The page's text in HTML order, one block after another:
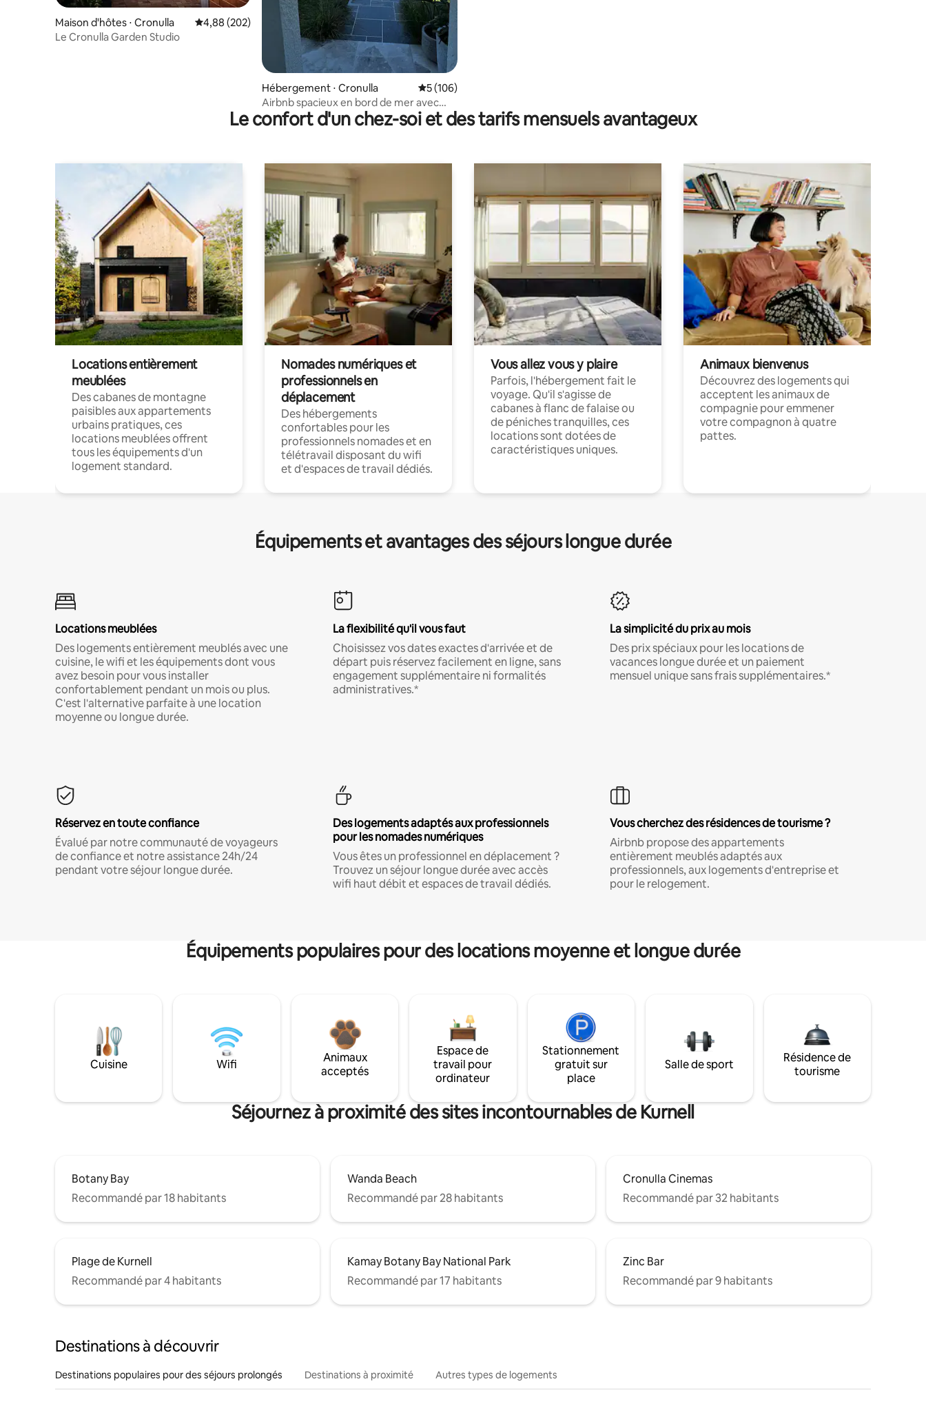
Maison d'hôtes ⋅ Cronulla Évaluation moyenne sur la base de 202 commentaires : 4,88 sur 5
4,88 (202)
Le Cronulla Garden Studio
Hébergement ⋅ Cronulla Évaluation moyenne sur la base de 106 commentaires : 5 sur 5
5 (106)
Airbnb spacieux en bord de mer avec
jacuzzi, vue sur l'océan
Le confort d'un chez-soi et des tarifs mensuels avantageux
Locations entièrement
meublées
Des cabanes de montagne
paisibles aux appartements
urbains pratiques, ces
locations meublées offrent
tous les équipements d'un
logement standard.
Nomades numériques et
professionnels en
déplacement
Des hébergements
confortables pour les
professionnels nomades et en
télétravail disposant du wifi
et d'espaces de travail dédiés.
Vous allez vous y plaire
Parfois, l'hébergement fait le
voyage. Qu'il s'agisse de
cabanes à flanc de falaise ou
de péniches tranquilles, ces
locations sont dotées de
caractéristiques uniques.
Animaux bienvenus
Découvrez des logements qui
acceptent les animaux de
compagnie pour emmener
votre compagnon à quatre
pattes.
Équipements et avantages des séjours longue durée
Locations meublées
Des logements entièrement meublés avec une
cuisine, le wifi et les équipements dont vous
avez besoin pour vous installer
confortablement pendant un mois ou plus.
C'est l'alternative parfaite à une location
moyenne ou longue durée.
La flexibilité qu'il vous faut
Choisissez vos dates exactes d'arrivée et de
départ puis réservez facilement en ligne, sans
engagement supplémentaire ni formalités
administratives.*
La simplicité du prix au mois
Des prix spéciaux pour les locations de
vacances longue durée et un paiement
mensuel unique sans frais supplémentaires.*
Réservez en toute confiance
Évalué par notre communauté de voyageurs
de confiance et notre assistance 24h/24
pendant votre séjour longue durée.
Des logements adaptés aux professionnels
pour les nomades numériques
Vous êtes un professionnel en déplacement ?
Trouvez un séjour longue durée avec accès
wifi haut débit et espaces de travail dédiés.
Vous cherchez des résidences de tourisme ?
Airbnb propose des appartements
entièrement meublés adaptés aux
professionnels, aux logements d'entreprise et
pour le relogement.
Équipements populaires pour des locations moyenne et longue durée
Cuisine Wifi
Animaux
acceptés
Espace de
travail pour
ordinateur
Stationnement
gratuit sur
place
Salle de sport
Résidence de
tourisme
Séjournez à proximité des sites incontournables de Kurnell
Botany Bay
Recommandé par 18 habitants
Wanda Beach
Recommandé par 28 habitants
Cronulla Cinemas
Recommandé par 32 habitants
Plage de Kurnell
Recommandé par 4 habitants
Kamay Botany Bay National Park
Recommandé par 17 habitants
Zinc Bar
Recommandé par 9 habitants
Destinations à découvrir
Destinations populaires pour des séjours prolongés Destinations à proximité Autres types de logements